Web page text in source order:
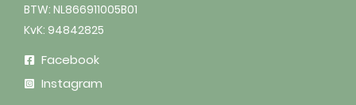
BTW: NL866911005B01
KvK: 94842825
Facebook
Instagram